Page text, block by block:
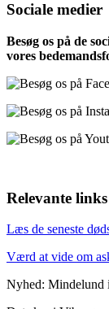
Sociale medier
Besøg os på de
vores
Relevante links
Læs de seneste
Værd at vide om
Nyhed: Mindelund